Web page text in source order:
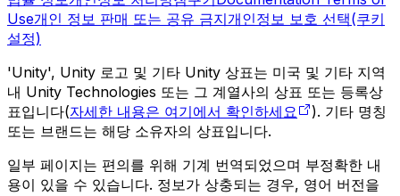
Use개인 정보 판매 또는 공유 금지개인정보 보호 선택(쿠키
설정)
'Unity', Unity 로고 및 기타 Unity 상표는 미국 및 기타 지역
내 Unity Technologies 또는 그 계열사의 상표 또는 등록상
표입니다(자세한 내용은 여기에서 확인하세요
). 기타 명칭
또는 브랜드는 해당 소유자의 상표입니다.
일부 페이지는 편의를 위해 기계 번역되었으며 부정확한 내
용이 있을 수 있습니다. 정보가 상충되는 경우, 영어 버전을